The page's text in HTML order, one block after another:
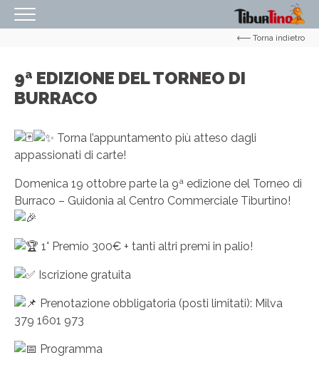
IL CENTRO
ORARI
COME RAGGIUNGERCI
PROMOZIONI
NEGOZI
EVENTI
Torna indietro
9ª EDIZIONE DEL TORNEO DI
BURRACO
Torna l’appuntamento più atteso dagli
appassionati di carte!
Domenica 19 ottobre parte la 9ª edizione del Torneo di
Burraco – Guidonia al Centro Commerciale Tiburtino!
1° Premio 300€ + tanti altri premi in palio!
Iscrizione gratuita
Prenotazione obbligatoria (posti limitati): Milva
379 1601 973
Programma